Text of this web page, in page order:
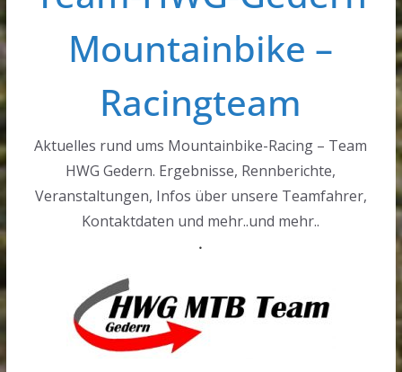
Mountainbike –
Racingteam
Aktuelles rund ums Mountainbike-Racing – Team
HWG Gedern. Ergebnisse, Rennberichte,
Veranstaltungen, Infos über unsere Teamfahrer,
Kontaktdaten und mehr..und mehr..
.